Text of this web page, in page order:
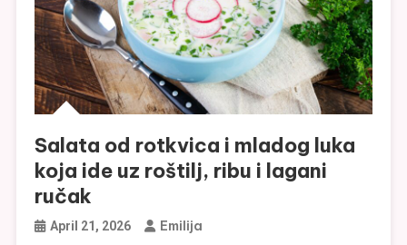
Salata od rotkvica i mladog luka
koja ide uz roštilj, ribu i lagani
ručak
April 21, 2026 Emilija